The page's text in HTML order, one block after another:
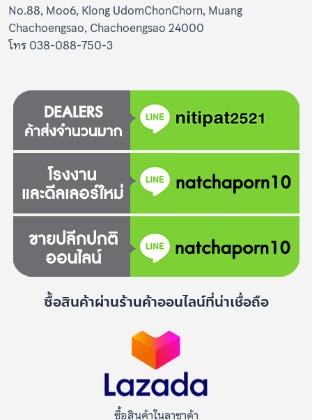
No.88, Moo6, Klong UdomChonChorn, Muang
Chachoengsao, Chachoengsao 24000
โทร 038-088-750-3
ซื้อสินค้าผ่านร้านค้าออนไลน์ที่น่าเชื่อถือ
ซื้อสินค้าในลาซาด้า